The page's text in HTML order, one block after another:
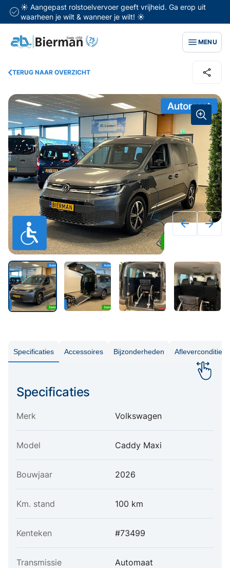
☀️ Aangepast rolstoelvervoer geeft vrijheid. Ga erop uit
waarheen je wilt & wanneer je wilt! ☀️
MENU
TERUG NAAR OVERZICHT
Specificaties Accessoires Bijzonderheden Aflevercondities
Specificaties
Merk Volkswagen
Model Caddy Maxi
Bouwjaar 2026
Km. stand 100 km
Kenteken #73499
Transmissie Automaat